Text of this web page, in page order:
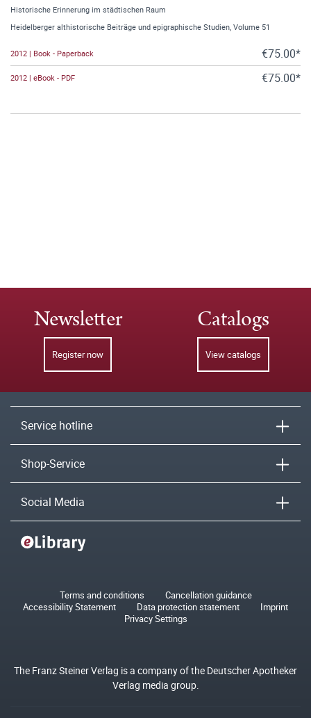
Historische Erinnerung im städtischen Raum
Heidelberger althistorische Beiträge und epigraphische Studien, Volume 51
2012 | Book - Paperback €75.00*
2012 | eBook - PDF €75.00*
Newsletter
Register now
Catalogs
View catalogs
Service hotline
Shop-Service
Social Media
Terms and conditions
Cancellation guidance
Accessibility Statement
Data protection statement
Imprint
Privacy Settings
The Franz Steiner Verlag is a company of the Deutscher Apotheker
Verlag media group.